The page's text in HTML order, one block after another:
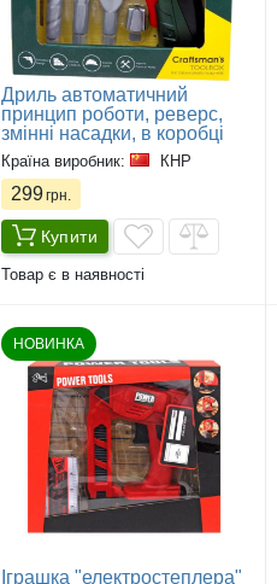
Дриль автоматичний
принцип роботи, реверс,
змінні насадки, в коробці
Країна виробник: КНР
299грн.
Купити
Товар є в наявності
НОВИНКА
Іграшка "електростеплера"